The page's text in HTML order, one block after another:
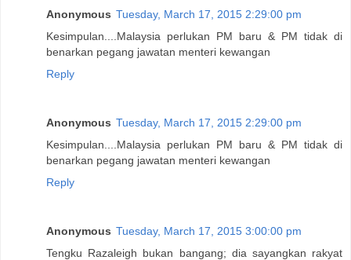
Anonymous Tuesday, March 17, 2015 2:29:00 pm
Kesimpulan....Malaysia perlukan PM baru & PM tidak di
benarkan pegang jawatan menteri kewangan
Reply
Anonymous Tuesday, March 17, 2015 2:29:00 pm
Kesimpulan....Malaysia perlukan PM baru & PM tidak di
benarkan pegang jawatan menteri kewangan
Reply
Anonymous Tuesday, March 17, 2015 3:00:00 pm
Tengku Razaleigh bukan bangang; dia sayangkan rakyat